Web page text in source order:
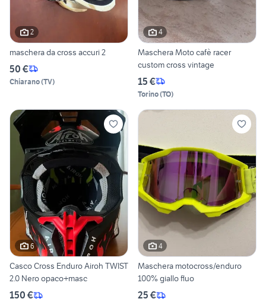
2
maschera da cross accuri 2
50 €
Chiarano(TV)
4
Maschera Moto cafè racer
custom cross vintage
15 €
Torino(TO)
6
Casco Cross Enduro Airoh TWIST
2.0 Nero opaco+masc
150 €
4
Maschera motocross/enduro
100% giallo fluo
25 €